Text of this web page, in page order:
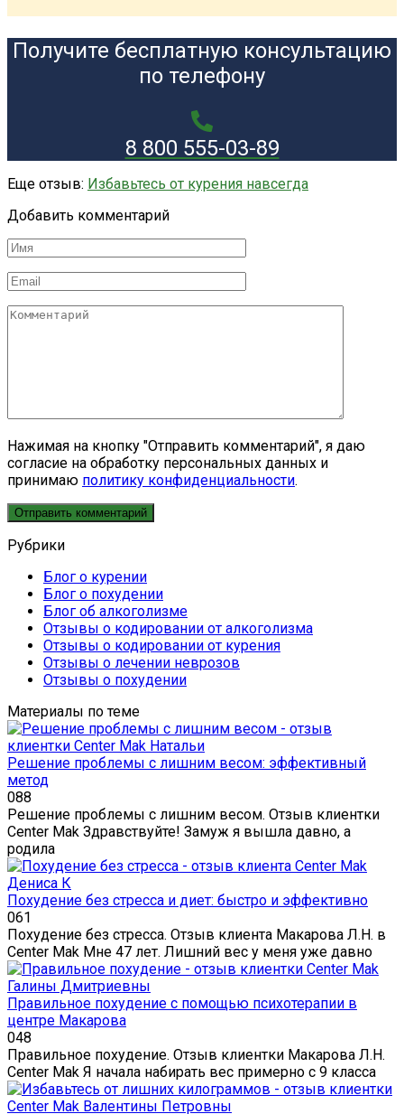
Получите бесплатную консультацию
по телефону
8 800 555-03-89
Еще отзыв: Избавьтесь от курения навсегда
Добавить комментарий
Имя
Email
Комментарий
Нажимая на кнопку "Отправить комментарий", я даю
согласие на обработку персональных данных и
принимаю политику конфиденциальности.
Рубрики
Блог о курении
Блог о похудении
Блог об алкоголизме
Отзывы о кодировании от алкоголизма
Отзывы о кодировании от курения
Отзывы о лечении неврозов
Отзывы о похудении
Материалы по теме
Решение проблемы с лишним весом: эффективный
метод
088
Решение проблемы с лишним весом. Отзыв клиентки
Center Mak Здравствуйте! Замуж я вышла давно, а
родила
Похудение без стресса и диет: быстро и эффективно
061
Похудение без стресса. Отзыв клиента Макарова Л.Н. в
Center Mak Мне 47 лет. Лишний вес у меня уже давно
Правильное похудение с помощью психотерапии в
центре Макарова
048
Правильное похудение. Отзыв клиентки Макарова Л.Н.
Center Mak Я начала набирать вес примерно с 9 класса